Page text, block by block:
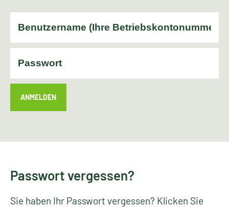
ANMELDEN
Passwort vergessen?
Sie haben Ihr Passwort vergessen? Klicken Sie